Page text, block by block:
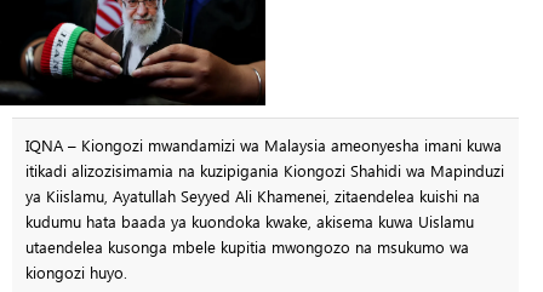
IQNA – Kiongozi mwandamizi wa Malaysia ameonyesha imani kuwa
itikadi alizozisimamia na kuzipigania Kiongozi Shahidi wa Mapinduzi
ya Kiislamu, Ayatullah Seyyed Ali Khamenei, zitaendelea kuishi na
kudumu hata baada ya kuondoka kwake, akisema kuwa Uislamu
utaendelea kusonga mbele kupitia mwongozo na msukumo wa
kiongozi huyo.